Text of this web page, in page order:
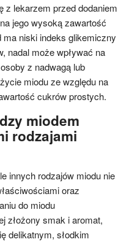
z lekarzem przed dodaniem
jego wysoką zawartość
niski indeks glikemiczny
nadal może wpływać na
z nadwagą lub
miodu ze względu na
cukrów prostych.
miodem
rodzajami
innych rodzajów miodu nie
oraz
do miodu
złożony smak i aromat,
delikatnym, słodkim